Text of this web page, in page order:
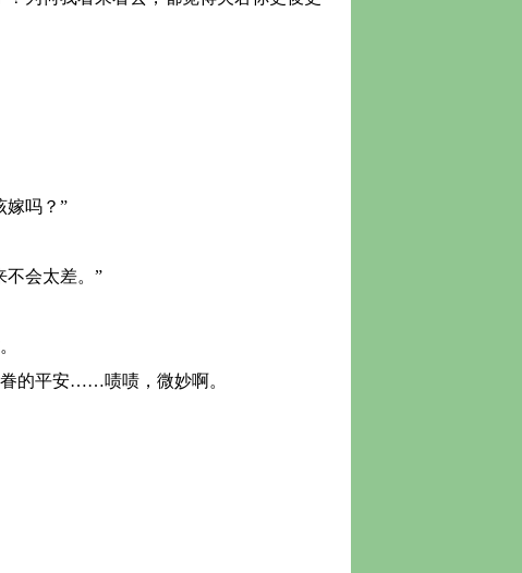
吗？”
会太差。”
的平安……啧啧，微妙啊。